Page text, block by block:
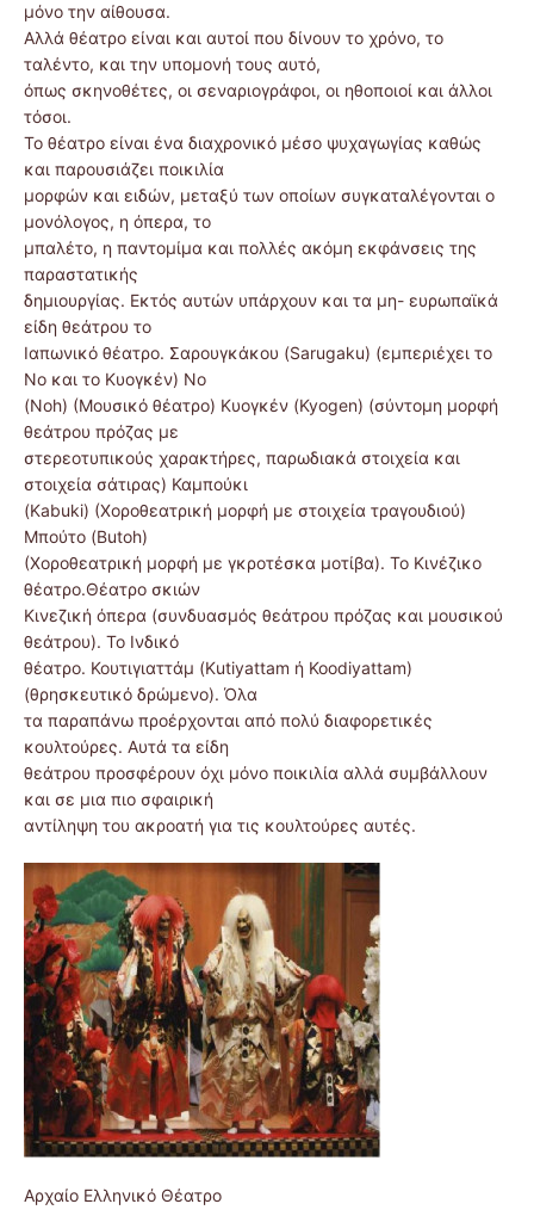
μόνο την αίθουσα.
Αλλά θέατρο είναι και αυτοί που δίνουν το χρόνο, το
ταλέντο, και την υπομονή τους αυτό,
όπως σκηνοθέτες, οι σεναριογράφοι, οι ηθοποιοί και άλλοι
τόσοι.
Το θέατρο είναι ένα διαχρονικό μέσο ψυχαγωγίας καθώς
και παρουσιάζει ποικιλία
μορφών και ειδών, μεταξύ των οποίων συγκαταλέγονται ο
μονόλογος, η όπερα, το
μπαλέτο, η παντομίμα και πολλές ακόμη εκφάνσεις της
παραστατικής
δημιουργίας. Εκτός αυτών υπάρχουν και τα μη- ευρωπαϊκά
είδη θεάτρου το
Ιαπωνικό θέατρο. Σαρουγκάκου (Sarugaku) (εμπεριέχει το
No και το Κυογκέν) Νο
(Noh) (Μουσικό θέατρο) Κυογκέν (Kyogen) (σύντομη μορφή
θεάτρου πρόζας με
στερεοτυπικούς χαρακτήρες, παρωδιακά στοιχεία και
στοιχεία σάτιρας) Καμπούκι
(Kabuki) (Χοροθεατρική μορφή με στοιχεία τραγουδιού)
Μπούτο (Butoh)
(Χοροθεατρική μορφή με γκροτέσκα μοτίβα). Το Κινέζικο
θέατρο.Θέατρο σκιών
Κινεζική όπερα (συνδυασμός θεάτρου πρόζας και μουσικού
θεάτρου). Το Ινδικό
θέατρο. Κουτιγιαττάμ (Kutiyattam ή Koodiyattam)
(θρησκευτικό δρώμενο). Όλα
τα παραπάνω προέρχονται από πολύ διαφορετικές
κουλτούρες. Αυτά τα είδη
θεάτρου προσφέρουν όχι μόνο ποικιλία αλλά συμβάλλουν
και σε μια πιο σφαιρική
αντίληψη του ακροατή για τις κουλτούρες αυτές.
Αρχαίο Ελληνικό Θέατρο